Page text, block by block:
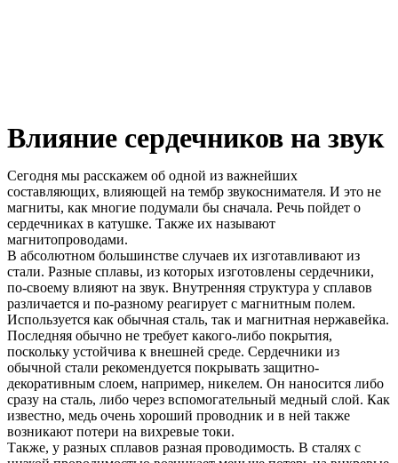
Влияние сердечников на звук
Сегодня мы расскажем об одной из важнейших
составляющих, влияющей на тембр звукоснимателя. И это не
магниты, как многие подумали бы сначала. Речь пойдет о
сердечниках в катушке. Также их называют
магнитопроводами.
В абсолютном большинстве случаев их изготавливают из
стали. Разные сплавы, из которых изготовлены сердечники,
по-своему влияют на звук. Внутренняя структура у сплавов
различается и по-разному реагирует с магнитным полем.
Используется как обычная сталь, так и магнитная нержавейка.
Последняя обычно не требует какого-либо покрытия,
поскольку устойчива к внешней среде. Сердечники из
обычной стали рекомендуется покрывать защитно-
декоративным слоем, например, никелем. Он наносится либо
сразу на сталь, либо через вспомогательный медный слой. Как
известно, медь очень хороший проводник и в ней также
возникают потери на вихревые токи.
Также, у разных сплавов разная проводимость. В сталях с